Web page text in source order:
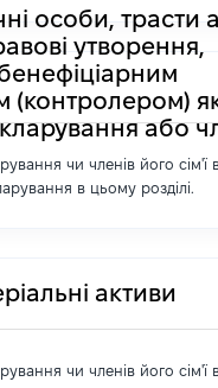
особи, трасти
утворення,
(контролером)
або
чи членів його сім'ї
в цьому розділі.
активи
чи членів його сім'ї